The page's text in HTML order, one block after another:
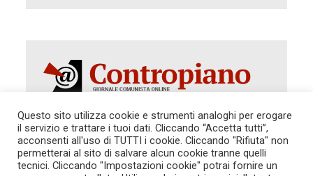
Autorizzazione del Tribunale di Roma 286 del 31
dicembre 2014. Direttore Responsabile: Sergio
Cararo. Indirizzo: V.Casalbruciato 27- sc. B - 00159
Roma -
Questo sito utilizza cookie e strumenti analoghi per erogare
il servizio e trattare i tuoi dati. Cliccando “Accetta tutti”,
acconsenti all'uso di TUTTI i cookie. Cliccando "Rifiuta" non
permetterai al sito di salvare alcun cookie tranne quelli
tecnici. Cliccando "Impostazioni cookie" potrai fornire un